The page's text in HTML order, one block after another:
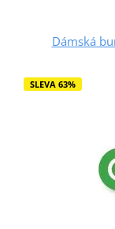
Dámská
SLEVA 63%